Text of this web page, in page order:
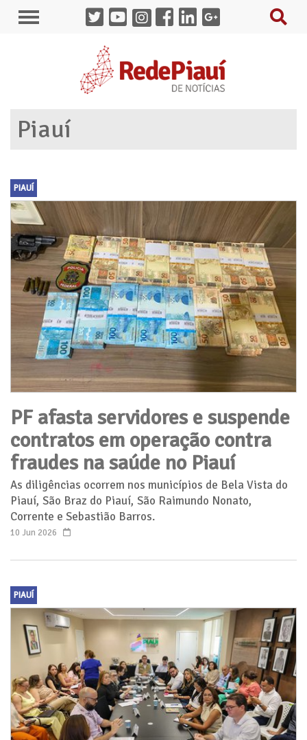
Piauí
PIAUÍ
PF afasta servidores e suspende
contratos em operação contra
fraudes na saúde no Piauí
As diligências ocorrem nos municípios de Bela Vista do
Piauí, São Braz do Piauí, São Raimundo Nonato,
Corrente e Sebastião Barros.
10 Jun 2026
PIAUÍ